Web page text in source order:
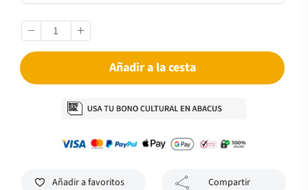
Añadir a la cesta
Añadir a favoritos Compartir